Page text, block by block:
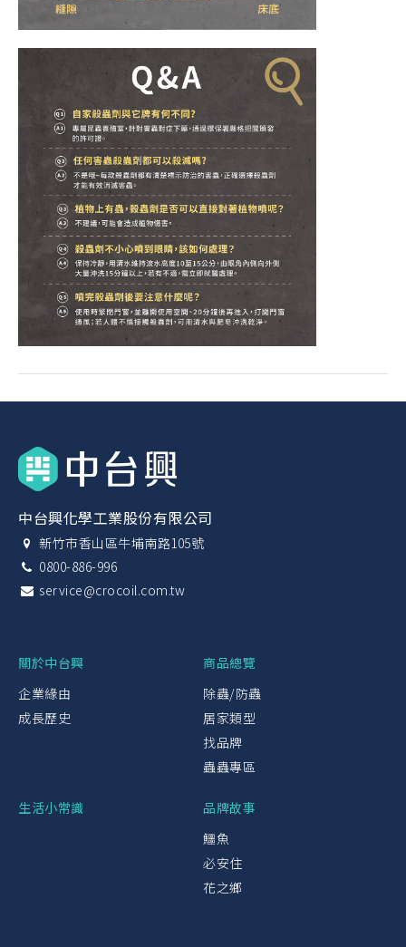
中台興化學工業股份有限公司
新竹市香山區牛埔南路105號
0800-886-996
service@crocoil.com.tw
關於中台興
企業緣由
成長歷史
商品總覽
除蟲/防蟲
居家類型
找品牌
蟲蟲專區
生活小常識
品牌故事
鱷魚
必安住
花之鄉